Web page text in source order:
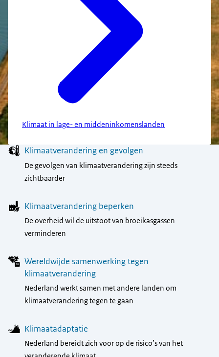
Klimaat in lage- en middeninkomenslanden
MenuKlimaatverandering en gevolgen
De gevolgen van klimaatverandering zijn steeds
zichtbaarder
Klimaatverandering beperken
De overheid wil de uitstoot van broeikasgassen
verminderen
Wereldwijde samenwerking tegen
klimaatverandering
Nederland werkt samen met andere landen om
klimaatverandering tegen te gaan
Klimaatadaptatie
Nederland bereidt zich voor op de risico’s van het